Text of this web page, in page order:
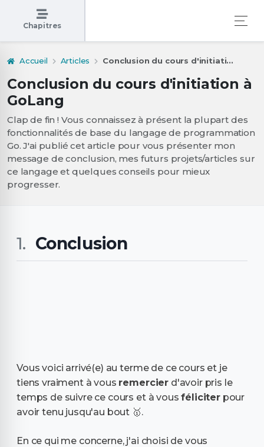
Chapitres
Accueil Articles Conclusion du cours d'initiati...
Conclusion du cours d'initiation à
GoLang
Clap de fin ! Vous connaissez à présent la plupart des
fonctionnalités de base du langage de programmation
Go. J'ai publié cet article pour vous présenter mon
message de conclusion, mes futurs projets/articles sur
ce langage et quelques conseils pour mieux
progresser.
Conclusion
Vous voici arrivé(e) au terme de ce cours et je
tiens vraiment à vous remercier d'avoir pris le
temps de suivre ce cours et à vousféliciterpour
avoir tenu jusqu'au bout 🥇.
En ce qui me concerne, j'ai choisi de vous